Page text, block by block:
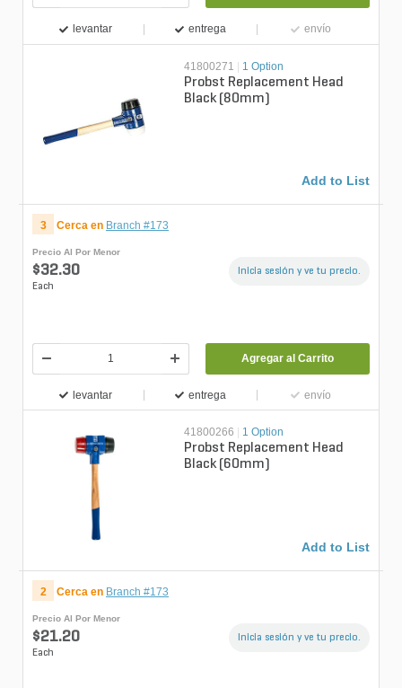
levantar entrega envío
41800271 | 1 Option
Probst Replacement Head
Black (80mm)
Add to List
3 Cerca en Branch #173
Precio Al Por Menor
$32.30
Each
Inicia sesión y ve tu precio.
Agregar al Carrito
levantar entrega envío
41800266 1 Option
Probst Replacement Head
Black (60mm)
Add to List
2 Cerca en Branch #173
Precio Al Por Menor
$21.20
Each
Inicia sesión y ve tu precio.